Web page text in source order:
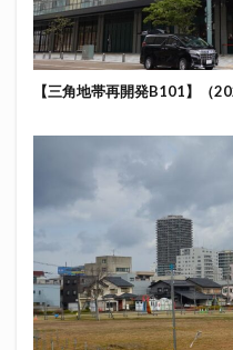
【三角地帯再開発B101】（